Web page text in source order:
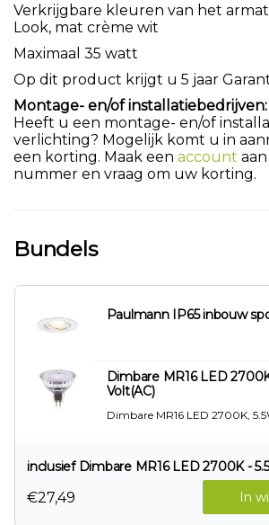
Verkrijgbare kleuren van het
Look, mat crème wit
Maximaal 35 watt
Op dit product krijgt u 5 jaar
Montage- en/of installatiebedrijven:
Heeft u een montage- en/of
verlichting? Mogelijk komt u in
een korting. Maak een account
nummer en vraag om uw korting.
Bundels
Paulmann IP65 inbouw
Dimbare MR16 LED
Volt(AC)
Dimbare MR16 LED 2700K,
inclusief Dimbare MR16 LED 2700K -
In
€27,49